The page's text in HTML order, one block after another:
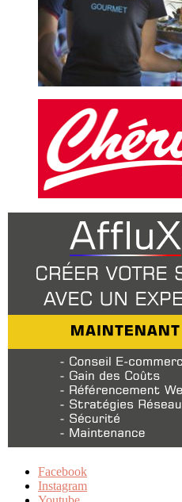
Facebook
Instagram